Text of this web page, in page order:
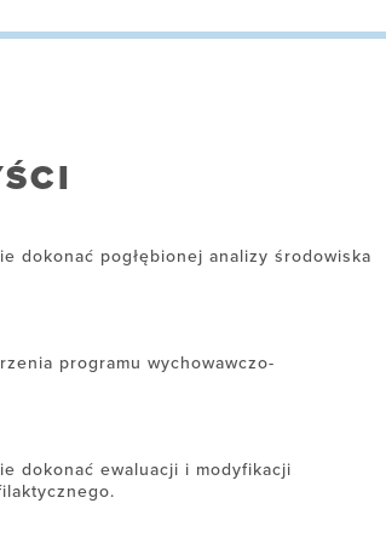
dokonać pogłębionej analizy środowiska
programu wychowawczo-
dokonać ewaluacji i modyfikacji